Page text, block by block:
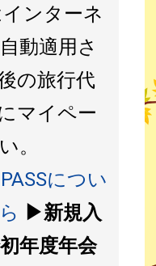
ンターネ
動適用さ
の旅行代
マイペー
。
につい
▶新規入
年度年会